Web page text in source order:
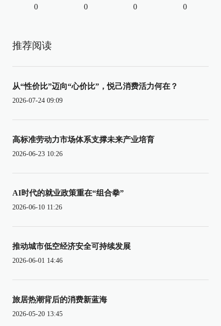
0 0 0 0
推荐阅读
从“性价比”迈向“心价比”，悦己消费活力何在？
2026-07-24 09:09
高标准劳动力市场体系支撑未来产业培育
2026-06-23 10:26
AI时代的就业政策重在“组合拳”
2026-06-10 11:26
推动城市低空经济安全可持续发展
2026-06-01 14:46
旅居热潮背后的消费新蓝海
2026-05-20 13:45